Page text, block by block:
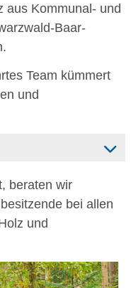
aus Kommunal- und
Baar-
Team kümmert
und
beraten wir
bei allen
und